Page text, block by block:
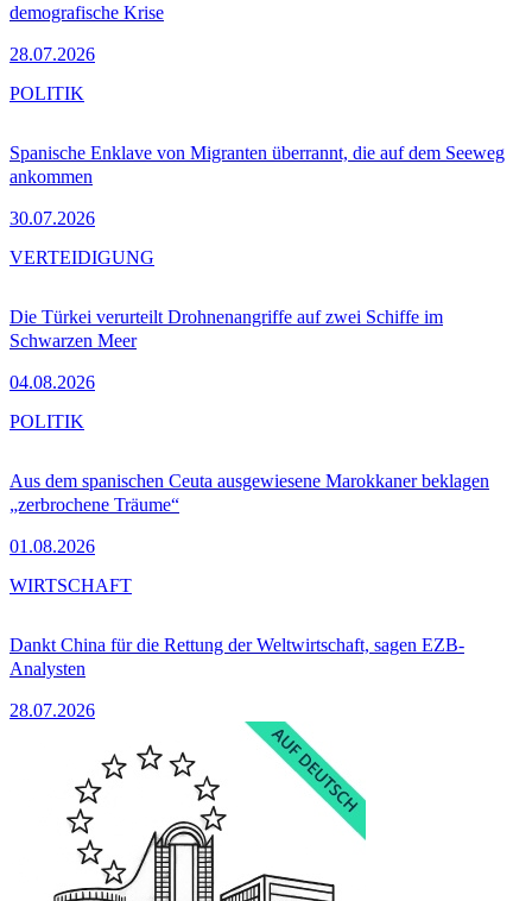
demografische Krise
28.07.2026
Spanische Enklave von Migranten überrannt, die auf dem Seeweg
ankommen
30.07.2026
POLITIK
Die Türkei verurteilt Drohnenangriffe auf zwei Schiffe im
Schwarzen Meer
04.08.2026
VERTEIDIGUNG
Aus dem spanischen Ceuta ausgewiesene Marokkaner beklagen
„zerbrochene Träume“
01.08.2026
POLITIK
Dankt China für die Rettung der Weltwirtschaft, sagen EZB-
Analysten
28.07.2026
WIRTSCHAFT